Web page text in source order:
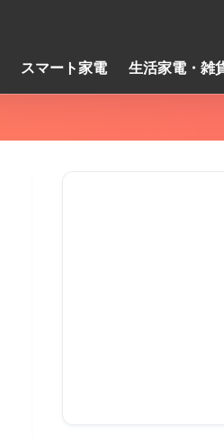
スマート家電 生活家電・雑